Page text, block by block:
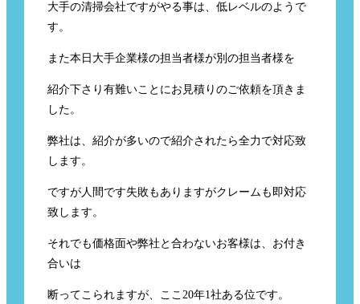
大手の清掃会社ですがやる事は、低レベルのようで
す。
また本日大手企業様の担当者様が別の担当者様を
紹介下さり有難いことにお見積りのご依頼を頂きま
した。
弊社は、紹介が多いので紹介されたら全力で対応致
します。
ですが人間です失敗もありますがクレームも即対応
致します。
それでも価格面や弊社と合わないお客様は、お付き
合いは
断ってこられますが、ここ20年1社ある位です。